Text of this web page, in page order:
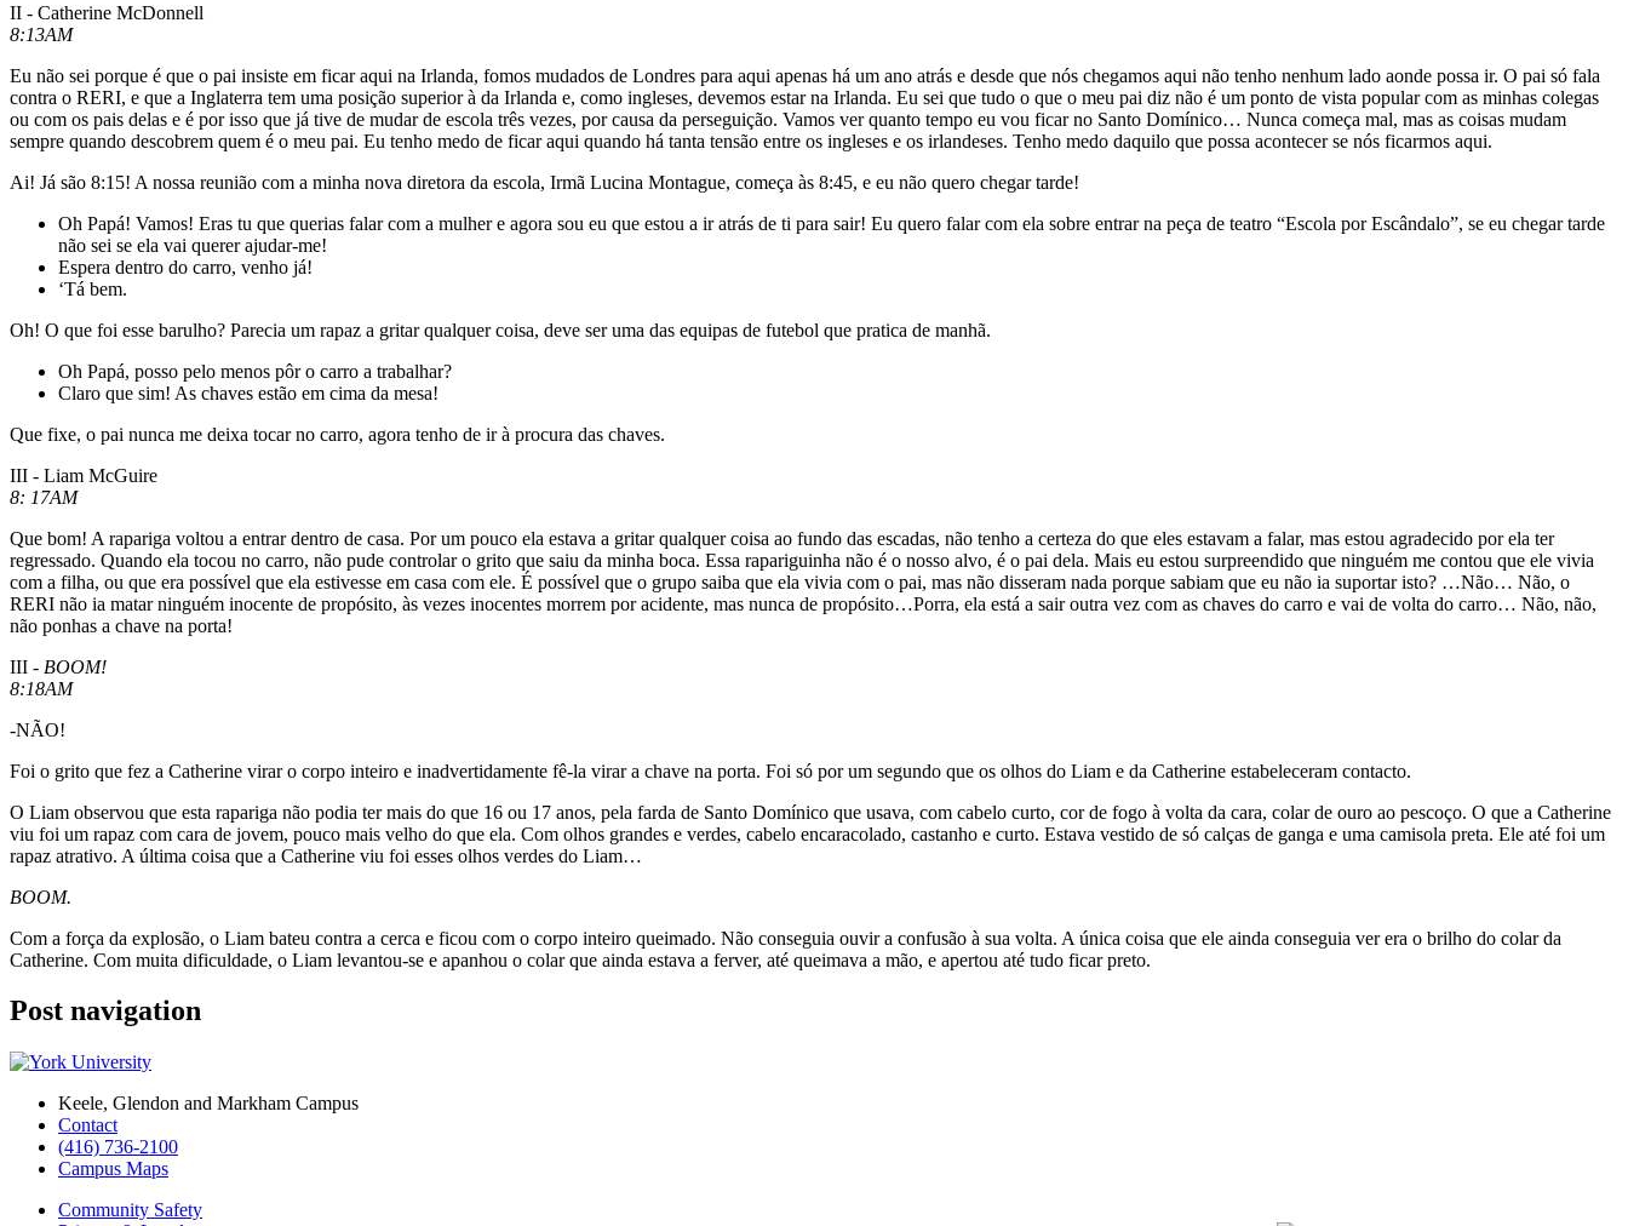
II - Catherine McDonnell
8:13AM
Eu não sei porque é que o pai insiste em ficar aqui na Irlanda, fomos mudados de Londres para aqui apenas há um ano atrás e desde que nós chegamos aqui não tenho nenhum lado aonde possa ir. O pai só fala
contra o RERI, e que a Inglaterra tem uma posição superior à da Irlanda e, como ingleses, devemos estar na Irlanda. Eu sei que tudo o que o meu pai diz não é um ponto de vista popular com as minhas colegas
ou com os pais delas e é por isso que já tive de mudar de escola três vezes, por causa da perseguição. Vamos ver quanto tempo eu vou ficar no Santo Domínico… Nunca começa mal, mas as coisas mudam
sempre quando descobrem quem é o meu pai. Eu tenho medo de ficar aqui quando há tanta tensão entre os ingleses e os irlandeses. Tenho medo daquilo que possa acontecer se nós ficarmos aqui.
Ai! Já são 8:15! A nossa reunião com a minha nova diretora da escola, Irmã Lucina Montague, começa às 8:45, e eu não quero chegar tarde!
Oh Papá! Vamos! Eras tu que querias falar com a mulher e agora sou eu que estou a ir atrás de ti para sair! Eu quero falar com ela sobre entrar na peça de teatro “Escola por Escândalo”, se eu chegar tarde
não sei se ela vai querer ajudar-me!
Espera dentro do carro, venho já!
‘Tá bem.
Oh! O que foi esse barulho? Parecia um rapaz a gritar qualquer coisa, deve ser uma das equipas de futebol que pratica de manhã.
Oh Papá, posso pelo menos pôr o carro a trabalhar?
Claro que sim! As chaves estão em cima da mesa!
Que fixe, o pai nunca me deixa tocar no carro, agora tenho de ir à procura das chaves.
III - Liam McGuire
8: 17AM
Que bom! A rapariga voltou a entrar dentro de casa. Por um pouco ela estava a gritar qualquer coisa ao fundo das escadas, não tenho a certeza do que eles estavam a falar, mas estou agradecido por ela ter
regressado. Quando ela tocou no carro, não pude controlar o grito que saiu da minha boca. Essa rapariguinha não é o nosso alvo, é o pai dela. Mais eu estou surpreendido que ninguém me contou que ele vivia
com a filha, ou que era possível que ela estivesse em casa com ele. É possível que o grupo saiba que ela vivia com o pai, mas não disseram nada porque sabiam que eu não ia suportar isto? …Não… Não, o
RERI não ia matar ninguém inocente de propósito, às vezes inocentes morrem por acidente, mas nunca de propósito…Porra, ela está a sair outra vez com as chaves do carro e vai de volta do carro… Não, não,
não ponhas a chave na porta!
III - BOOM!
8:18AM
-NÃO!
Foi o grito que fez a Catherine virar o corpo inteiro e inadvertidamente fê-la virar a chave na porta. Foi só por um segundo que os olhos do Liam e da Catherine estabeleceram contacto.
O Liam observou que esta rapariga não podia ter mais do que 16 ou 17 anos, pela farda de Santo Domínico que usava, com cabelo curto, cor de fogo à volta da cara, colar de ouro ao pescoço. O que a Catherine
viu foi um rapaz com cara de jovem, pouco mais velho do que ela. Com olhos grandes e verdes, cabelo encaracolado, castanho e curto. Estava vestido de só calças de ganga e uma camisola preta. Ele até foi um
rapaz atrativo. A última coisa que a Catherine viu foi esses olhos verdes do Liam…
BOOM.
Com a força da explosão, o Liam bateu contra a cerca e ficou com o corpo inteiro queimado. Não conseguia ouvir a confusão à sua volta. A única coisa que ele ainda conseguia ver era o brilho do colar da
Catherine. Com muita dificuldade, o Liam levantou-se e apanhou o colar que ainda estava a ferver, até queimava a mão, e apertou até tudo ficar preto.
Post navigation
Keele, Glendon and Markham Campus
Contact
(416) 736-2100
Campus Maps
Community Safety